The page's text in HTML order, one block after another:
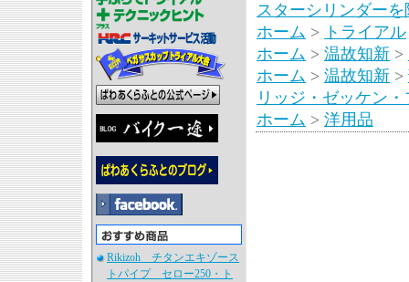
Rikizoh チタンエキゾース
トパイプ セロー250・ト
スターシリンダーを
ホーム > トライアル
ホーム > 温故知新 >
ホーム > 温故知新 >
リッジ・ゼッケン
ホーム > 洋用品